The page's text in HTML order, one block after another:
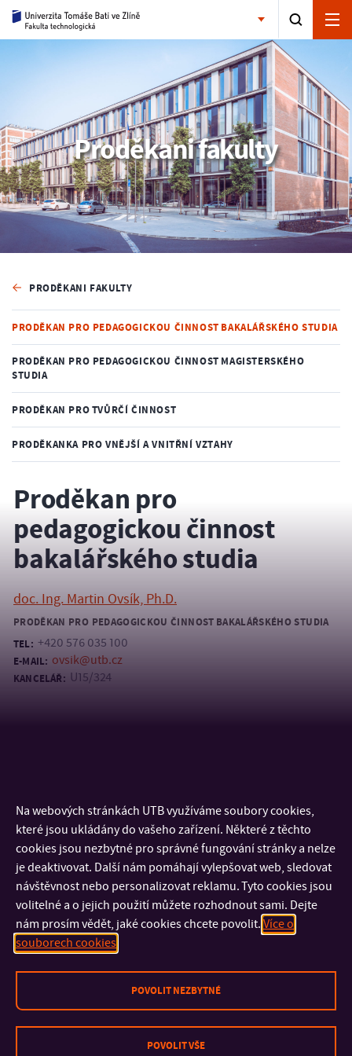
Proděkani fakulty
PRODĚKANI FAKULTY
PRODĚKAN PRO PEDAGOGICKOU ČINNOST BAKALÁŘSKÉHO STUDIA
PRODĚKAN PRO PEDAGOGICKOU ČINNOST MAGISTERSKÉHO
STUDIA
PRODĚKAN PRO TVŮRČÍ ČINNOST
PRODĚKANKA PRO VNĚJŠÍ A VNITŘNÍ VZTAHY
Proděkan pro
pedagogickou činnost
bakalářského studia
doc. Ing. Martin Ovsík, Ph.D.
PRODĚKAN PRO PEDAGOGICKOU ČINNOST BAKALÁŘSKÉHO STUDIA
TEL: +420 576 035 100
E-MAIL: ovsik@utb.cz
KANCELÁŘ: U15/324
KONTAKT
FAKULTY A SOUČÁSTI
Na webových stránkách UTB využíváme soubory cookies,
které jsou ukládány do vašeho zařízení. Některé z těchto
cookies jsou nezbytné pro správné fungování stránky a nelze
je deaktivovat. Další nám pomáhají vylepšovat web, sledovat
návštěvnost nebo personalizovat reklamu. Tyto cookies jsou
volitelné a o jejich použití můžete rozhodnout sami. Dejte
nám prosím vědět, jaké cookies chcete povolit. Více o
souborech cookies
POVOLIT NEZBYTNÉ
POVOLIT VŠE